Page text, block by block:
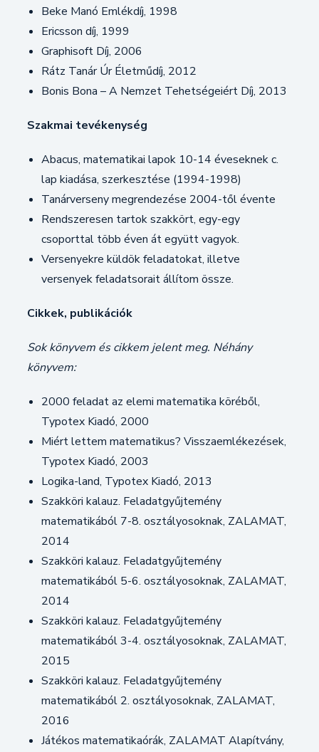
Beke Manó Emlékdíj, 1998
Ericsson díj, 1999
Graphisoft Díj, 2006
Rátz Tanár Úr Életműdíj, 2012
Bonis Bona – A Nemzet Tehetségeiért Díj, 2013
Szakmai tevékenység
Abacus, matematikai lapok 10-14 éveseknek c.
lap kiadása, szerkesztése (1994-1998)
Tanárverseny megrendezése 2004-től évente
Rendszeresen tartok szakkört, egy-egy
csoporttal több éven át együtt vagyok.
Versenyekre küldök feladatokat, illetve
versenyek feladatsorait állítom össze.
Cikkek, publikációk
Sok könyvem és cikkem jelent meg. Néhány
könyvem:
2000 feladat az elemi matematika köréből,
Typotex Kiadó, 2000
Miért lettem matematikus? Visszaemlékezések,
Typotex Kiadó, 2003
Logika-land, Typotex Kiadó, 2013
Szakköri kalauz. Feladatgyűjtemény
matematikából 7-8. osztályosoknak, ZALAMAT,
2014
Szakköri kalauz. Feladatgyűjtemény
matematikából 5-6. osztályosoknak, ZALAMAT,
2014
Szakköri kalauz. Feladatgyűjtemény
matematikából 3-4. osztályosoknak, ZALAMAT,
2015
Szakköri kalauz. Feladatgyűjtemény
matematikából 2. osztályosoknak, ZALAMAT,
2016
Játékos matematikaórák, ZALAMAT Alapítvány,